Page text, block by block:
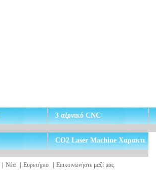
3 αξονικό CNC
CO2 Laser Machine Χαρακτι
κή
Νέα Ευρετήριο Επικοινωνήστε μαζί μας